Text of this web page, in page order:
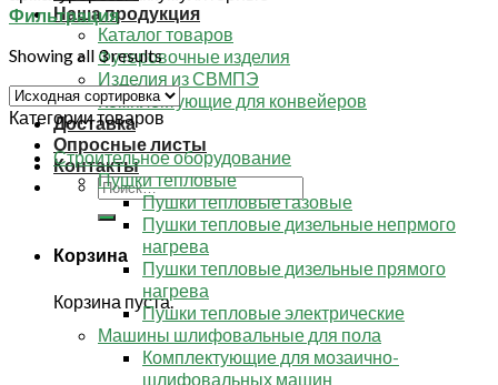
Наша продукция
Каталог товаров
Футеровочные изделия
Изделия из СВМПЭ
Комплектующие для конвейеров
Доставка
Опросные листы
Контакты
Искать:
Корзина
Корзина пуста.
Фильтрация
Showing all 3 results
Категории товаров
Строительное оборудование
Пушки тепловые
Пушки тепловые газовые
Пушки тепловые дизельные непрмого
нагрева
Пушки тепловые дизельные прямого
нагрева
Пушки тепловые электрические
Машины шлифовальные для пола
Комплектующие для мозаично-
шлифовальных машин